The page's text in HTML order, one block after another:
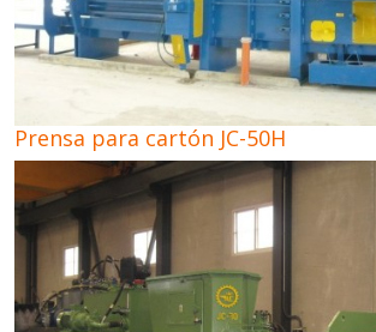
Prensa para cartón JC-50H